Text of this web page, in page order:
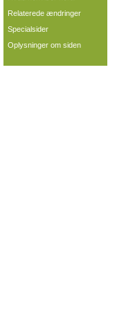
Relaterede ændringer
Specialsider
Oplysninger om siden